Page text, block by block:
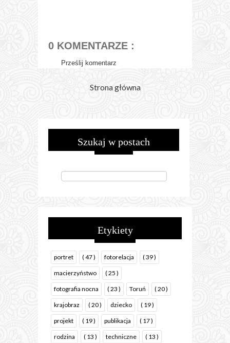
0 KOMENTARZE :
Prześlij komentarz
Strona główna
Szukaj w postach
Etykiety
portret ( 47 ) fotorelacja ( 39 )
macierzyństwo ( 25 )
fotografia nocna ( 23 ) Toruń ( 20 )
krajobraz ( 20 ) dziecko ( 19 )
projekt ( 19 ) publikacja ( 17 )
rodzina ( 13 ) techniczne ( 13 )